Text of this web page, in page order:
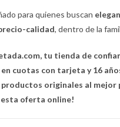
para quienes buscan
calidad, dentro de la
tu tienda de
cuotas con tarjeta y 16
originales al mejor
esta oferta online!